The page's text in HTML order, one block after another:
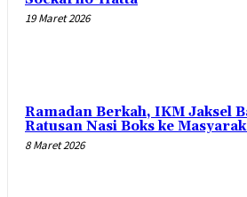
19 Maret 2026
Ramadan Berkah, IKM Jaksel
Ratusan Nasi Boks ke
8 Maret 2026